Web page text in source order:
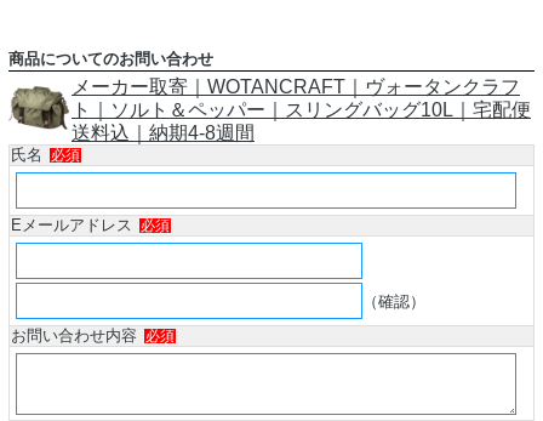
商品についてのお問い合わせ
メーカー取寄｜WOTANCRAFT｜ヴォータンクラフ
ト｜ソルト＆ペッパー｜スリングバッグ10L｜宅配便
送料込｜納期4-8週間
氏名 必須
Eメールアドレス 必須
（確認）
お問い合わせ内容
必須